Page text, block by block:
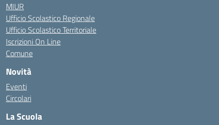
MIUR
Ufficio Scolastico Regionale
Ufficio Scolastico Territoriale
Iscrizioni On Line
Comune
Novità
Eventi
Circolari
La Scuola